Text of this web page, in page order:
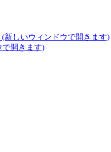
新しいウィンドウで開きます)
で開きます)